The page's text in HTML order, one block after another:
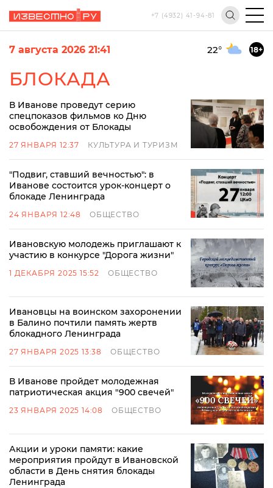
+7 (4932) 41-94-81
7 августа 2026 21:41 22° 18+
БЛОКАДА
В Иванове проведут серию
спецпоказов фильмов ко Дню
освобождения от Блокады
27 ЯНВАРЯ 12:37 КУЛЬТУРА И ТУРИЗМ
"Подвиг, ставший вечностью": в
Иванове состоится урок-концерт о
блокаде Ленинграда
24 ЯНВАРЯ 12:48 ОБЩЕСТВО
Ивановскую молодежь приглашают к
участию в конкурсе "Дорога жизни"
1 ДЕКАБРЯ 2025 15:52 ОБЩЕСТВО
Ивановцы на воинском захоронении
в Балино почтили память жертв
блокадного Ленинграда
27 ЯНВАРЯ 2025 13:38 ОБЩЕСТВО
В Иванове пройдет молодежная
патриотическая акция "900 свечей"
23 ЯНВАРЯ 2025 14:08 ОБЩЕСТВО
Акции и уроки памяти: какие
мероприятия пройдут в Ивановской
области в День снятия блокады
Ленинграда